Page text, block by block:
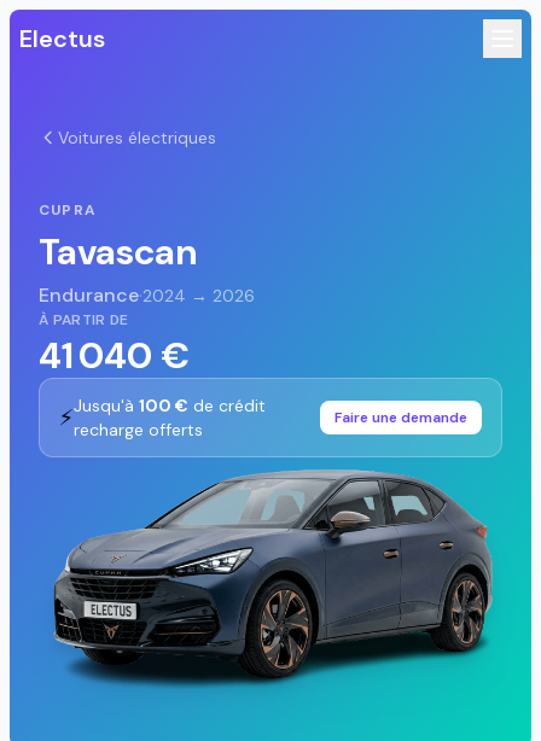
Electus
Voitures électriques
CUPRA
Tavascan
Endurance·2024 → 2026
À PARTIR DE
41 040 €
⚡Jusqu'à 100 € de crédit
recharge offerts
Faire une demande